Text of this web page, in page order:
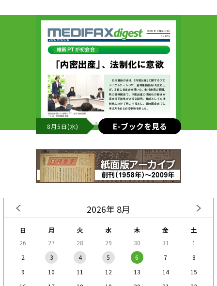
8月5日(水) E-ブックを見る
2026年 8月
日 月 火 水 木 金 土
26 27 28 29 30 31
1
2
3 4 5 6 7
8
9
10 11 12 13 14
15